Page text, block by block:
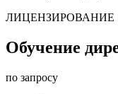
ЛИЦЕНЗИРОВАНИЕ
Обучение
по запросу